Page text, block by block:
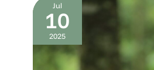
Jul
10
2025